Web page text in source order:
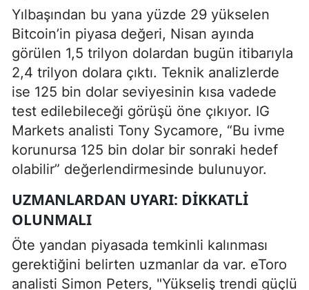
Yılbaşından bu yana yüzde 29 yükselen
Bitcoin’in piyasa değeri, Nisan ayında
görülen 1,5 trilyon dolardan bugün itibarıyla
2,4 trilyon dolara çıktı. Teknik analizlerde
ise 125 bin dolar seviyesinin kısa vadede
test edilebileceği görüşü öne çıkıyor. IG
Markets analisti Tony Sycamore, “Bu ivme
korunursa 125 bin dolar bir sonraki hedef
olabilir” değerlendirmesinde bulunuyor.
UZMANLARDAN UYARI: DIKKATLI
OLUNMALI
Öte yandan piyasada temkinli kalınması
gerektiğini belirten uzmanlar da var. eToro
analisti Simon Peters, "Yükseliş trendi güçlü